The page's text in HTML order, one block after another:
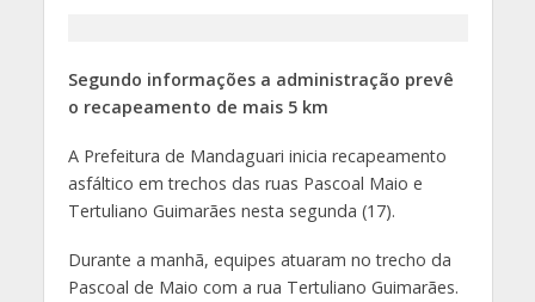
Segundo informações a administração prevê
o recapeamento de mais 5 km
A Prefeitura de Mandaguari inicia recapeamento
asfáltico em trechos das ruas Pascoal Maio e
Tertuliano Guimarães nesta segunda (17).
Durante a manhã, equipes atuaram no trecho da
Pascoal de Maio com a rua Tertuliano Guimarães.